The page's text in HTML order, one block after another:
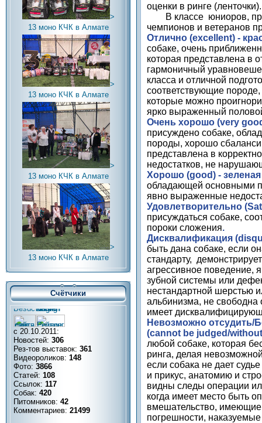
>
13 моно КЧК в Алмате
>
13 моно КЧК в Алмате
>
13 моно КЧК в Алмате
>
13 моно КЧК в Алмате
Счётчики
с 20.10.2011:
Новостей: 306
Рез-тов выставок: 361
Видеороликов: 148
Фото: 3866
Статей: 108
Ссылок: 117
Собак: 420
Питомников: 42
Комментариев: 21499
оценки в ринге (ленточки).
В классе юниоров,
чемпионов и ветеранов
Отлично (excellent) -
собаке, очень
которая представлена в
гармоничный
класса и отличной
соответствующие
которые можно
ярко выраженный
Очень хорошо (very
присуждено собаке,
породы, хорошо
представлена в
недостатков, не
Хорошо (good) -
обладающей основными
явно выраженные
Удовлетворительно (
присуждаться собаке,
пороки сложения.
Дисквалификация (
быть дана собаке, если
стандарту,
агрессивное поведение,
зубной системы или
нестандартной шерстью
альбинизма, не
имеет
Невозможно отсудить/
(cannot be judged/without
любой собаке, которая
ринга, делая
если собака не дает
и прикус, анатомию и
видны следы операции
когда имеет место быть
вмешательство, имеющие
погрешности,